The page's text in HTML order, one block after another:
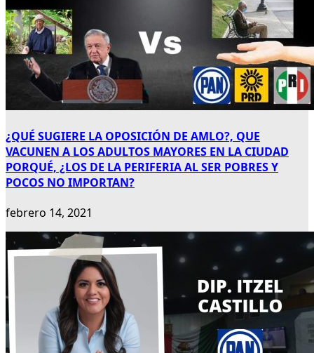
¿QUÉ SUGIERE LA OPOSICIÓN DE AMLO?, QUE
VACUNEN A LOS ADULTOS MAYORES EN LA CIUDAD
PORQUÉ, ¿LOS DE LA PERIFERIA AL SER POBRES Y
POCOS NO IMPORTAN?
febrero 14, 2021